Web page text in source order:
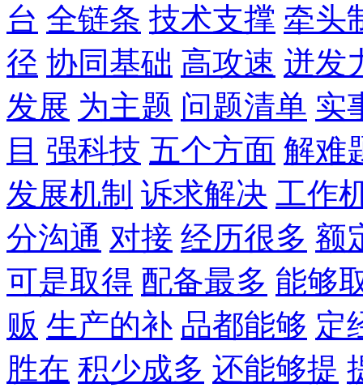
台 全链条 技术支撑 牵头
径 协同基础 高攻速 迸发
发展 为主题 问题清单 实
目 强科技 五个方面 解难
发展机制 诉求解决 工作
分沟通 对接 经历很多 额
可是取得 配备最多 能够
贩 生产的补 品都能够 定
胜在 积少成多 还能够提